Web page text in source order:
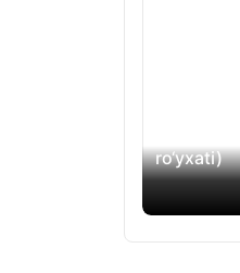
ro‘yxati)